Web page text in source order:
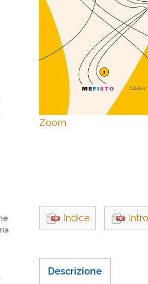
Zoom
Indice
Descrizione